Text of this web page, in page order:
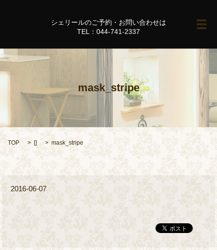
メ
シェリールのご予約・お問い合わせは
TEL：044-741-2337
mask_stripe
TOP [] mask_stripe
2016-06-07